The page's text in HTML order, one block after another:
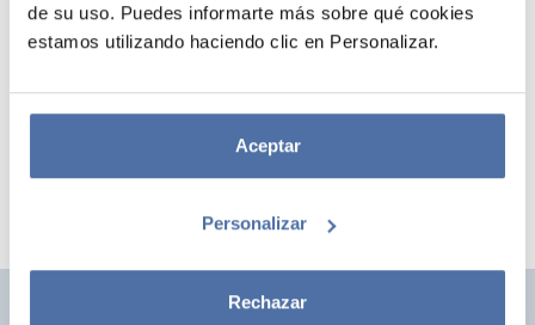
de su uso. Puedes informarte más sobre qué cookies
estamos utilizando haciendo clic en Personalizar.
Aceptar
Personalizar
Rechazar
POSTER BTS 1
Póster de formato 61 x 91,5 cm impreso en papel de brillo de 150 g/m².
Se presenta enrollado y retractilado.